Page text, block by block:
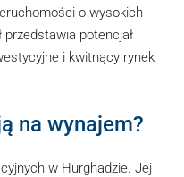
o wysokich
przedstawia potencjał
i kwitnący rynek
na wynajem?
w Hurghadzie. Jej